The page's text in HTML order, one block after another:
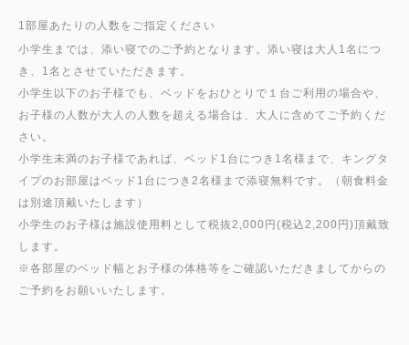
1部屋あたりの人数をご指定ください
小学生までは、添い寝でのご予約となります。添い寝は大人1名につ
き、1名とさせていただきます。
小学生以下のお子様でも、ベッドをおひとりで１台ご利用の場合や、
お子様の人数が大人の人数を超える場合は、大人に含めてご予約くだ
さい。
小学生未満のお子様であれば、ベッド1台につき1名様まで、キングタ
イプのお部屋はベッド1台につき2名様まで添寝無料です。（朝食料金
は別途頂戴いたします）
小学生のお子様は施設使用料として税抜2,000円(税込2,200円)頂戴致
します。
※各部屋のベッド幅とお子様の体格等をご確認いただきましてからの